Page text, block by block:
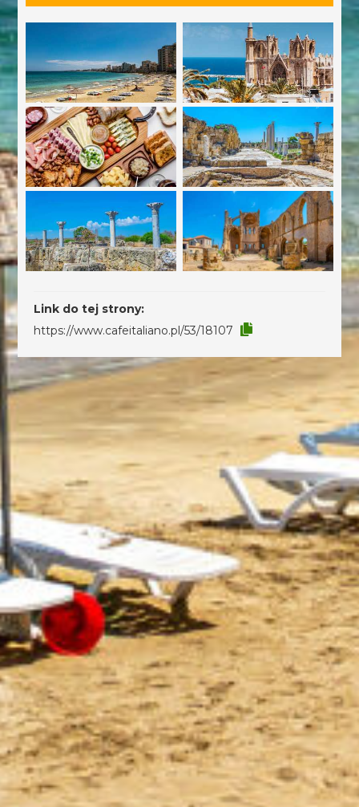
Link do tej strony:
https://www.cafeitaliano.pl/53/18107